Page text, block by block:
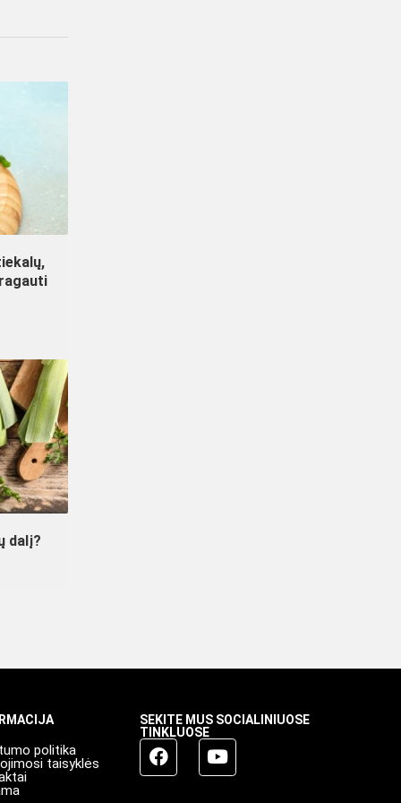
dalį?
politika
taisyklės
SEKITE MUS SOCIALINIUOSE
TINKLUOSE